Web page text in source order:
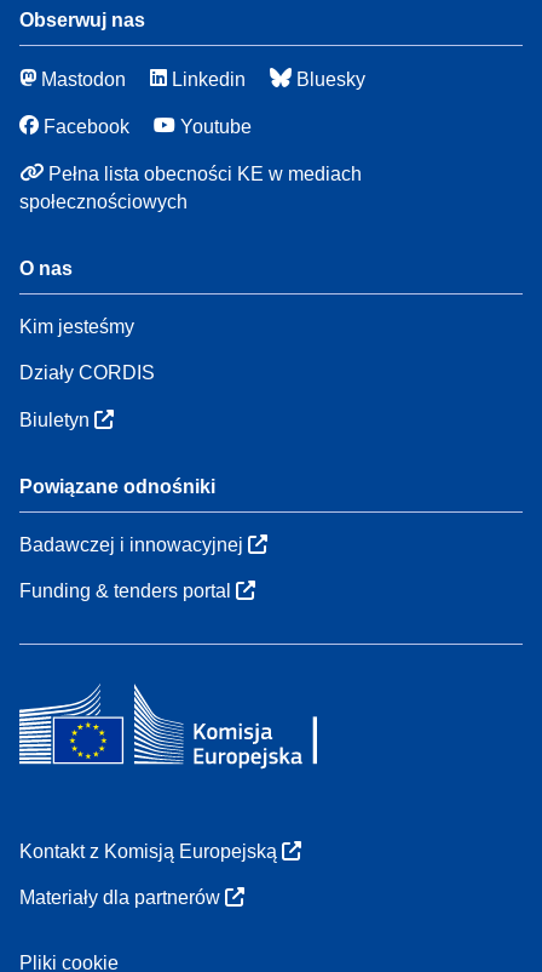
Obserwuj nas
Mastodon Linkedin Bluesky
Facebook Youtube
Pełna lista obecności KE w mediach
społecznościowych
O nas
Kim jesteśmy
Działy CORDIS
Biuletyn
Powiązane odnośniki
Badawczej i innowacyjnej
Funding & tenders portal
Kontakt z Komisją Europejską
Materiały dla partnerów
Pliki cookie